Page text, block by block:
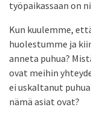
työpaikassaan on
Kun kuulemme,
huolestumme ja
anneta puhua?
ovat meihin
ei uskaltanut
nämä asiat ovat?